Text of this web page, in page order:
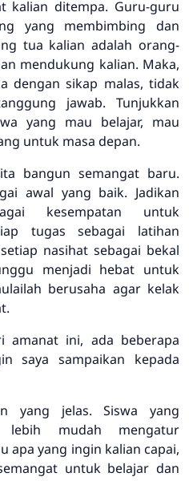
kalian ditempa. Guru-guru
yang membimbing dan
tua kalian adalah orang-
mendukung kalian. Maka,
dengan sikap malas, tidak
jawab. Tunjukkan
yang mau belajar, mau
untuk masa depan.
bangun semangat baru.
awal yang baik. Jadikan
kesempatan untuk
tugas sebagai latihan
nasihat sebagai bekal
menjadi hebat untuk
berusaha agar kelak
amanat ini, ada beberapa
saya sampaikan kepada
yang jelas. Siswa yang
mudah mengatur
apa yang ingin kalian capai,
untuk belajar dan